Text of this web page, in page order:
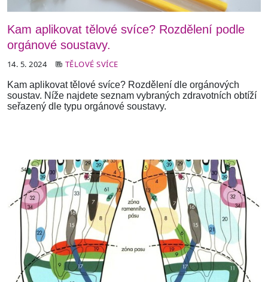
Kam aplikovat tělové svíce? Rozdělení podle
orgánové soustavy.
14. 5. 2024 TĚLOVÉ SVÍCE
Kam aplikovat tělové svíce? Rozdělení dle orgánových
soustav. Níže najdete seznam vybraných zdravotních obtíží
seřazený dle typu orgánové soustavy.